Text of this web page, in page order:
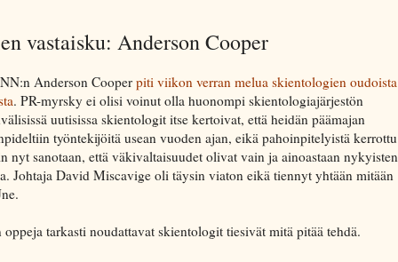
vastaisku: Anderson Cooper
Anderson Cooper piti viikon verran melua skientologien oudoista
. PR-myrsky ei olisi voinut olla huonompi skientologiajärjestön
uutisissa skientologit itse kertoivat, että heidän päämajan
työntekijöitä usean vuoden ajan, eikä pahoinpitelyistä kerrottu
nyt sanotaan, että väkivaltaisuudet olivat vain ja ainoastaan nykyisten
Johtaja David Miscavige oli täysin viaton eikä tiennyt yhtään mitään
tarkasti noudattavat skientologit tiesivät mitä pitää tehdä.